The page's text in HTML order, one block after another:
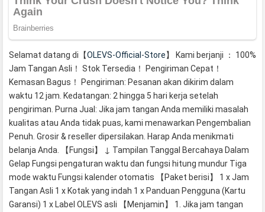
Selamat datang di【OLEVS-Official-Store】 Kami berjanji ： 100%
Jam Tangan Asli！ Stok Tersedia！ Pengiriman Cepat！
Kemasan Bagus！ Pengiriman: Pesanan akan dikirim dalam
waktu 12 jam. Kedatangan: 2 hingga 5 hari kerja setelah
pengiriman. Purna Jual: Jika jam tangan Anda memiliki masalah
kualitas atau Anda tidak puas, kami menawarkan Pengembalian
Penuh. Grosir & reseller dipersilakan. Harap Anda menikmati
belanja Anda. 【Fungsi】 ↓ Tampilan Tanggal Bercahaya Dalam
Gelap Fungsi pengaturan waktu dan fungsi hitung mundur Tiga
mode waktu Fungsi kalender otomatis 【Paket berisi】 1 x Jam
Tangan Asli 1 x Kotak yang indah 1 x Panduan Pengguna (Kartu
Garansi) 1 x Label OLEVS asli 【Menjamin】 1. Jika jam tangan